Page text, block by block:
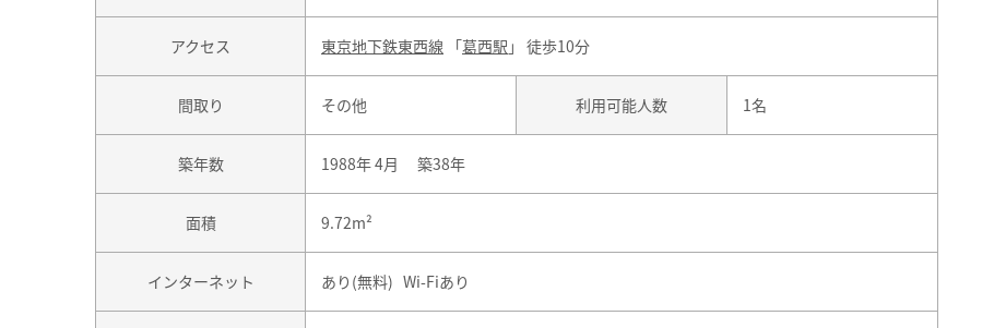
アクセス 東京地下鉄東西線 「葛西駅 」 徒歩10分
間取り その他 利用可能人数 1名
築年数 1988年 4月 築38年
面積 9.72m²
インターネット あり(無料) Wi-Fiあり